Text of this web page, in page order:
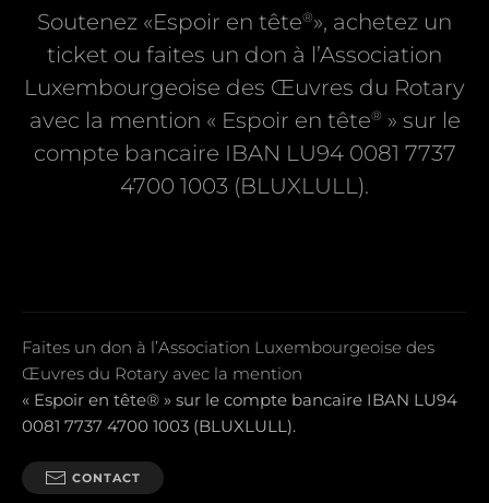
Soutenez «Espoir en tête®», achetez un
ticket ou faites un don à l’Association
Luxembourgeoise des Œuvres du Rotary
avec la mention « Espoir en tête® » sur le
compte bancaire IBAN LU94 0081 7737
4700 1003 (BLUXLULL).
Faites un don à l’Association Luxembourgeoise des
Œuvres du Rotary avec la mention
« Espoir en tête® » sur le compte bancaire IBAN LU94
0081 7737 4700 1003 (BLUXLULL).
CONTACT